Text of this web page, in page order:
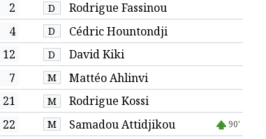
2
D
Rodrigue Fassinou
4
D
Cédric Hountondji
12
D
David Kiki
7
M
Mattéo Ahlinvi
21
M
Rodrigue Kossi
22
M Samadou Attidjikou 90'